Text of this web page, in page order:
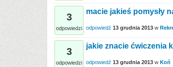
3
odpowiedzi
macie jakieś pomysły
odpowiedź 13 grudnia 2013 w
3
odpowiedzi
jakie znacie ćwiczenia
odpowiedź 13 grudnia 2013 w Koń